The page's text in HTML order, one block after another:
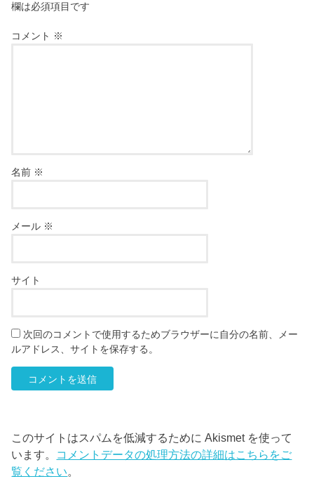
欄は必須項目です
コメント ※
名前 ※
メール ※
サイト
次回のコメントで使用するためブラウザーに自分の名前、メー
ルアドレス、サイトを保存する。
このサイトはスパムを低減するために Akismet を使って
います。 コメントデータの処理方法の詳細はこちらをご
覧ください。